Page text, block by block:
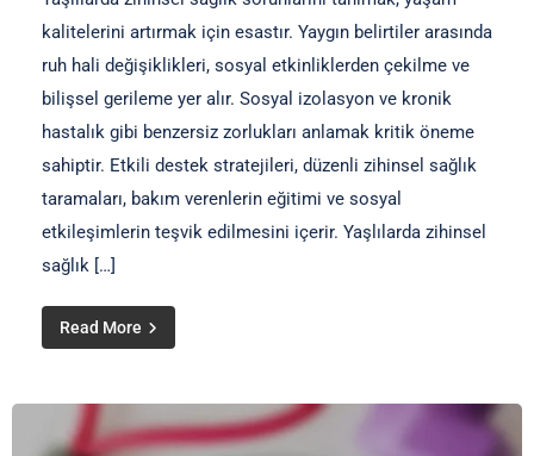
kalitelerini artırmak için esastır. Yaygın belirtiler arasında
ruh hali değişiklikleri, sosyal etkinliklerden çekilme ve
bilişsel gerileme yer alır. Sosyal izolasyon ve kronik
hastalık gibi benzersiz zorlukları anlamak kritik öneme
sahiptir. Etkili destek stratejileri, düzenli zihinsel sağlık
taramaları, bakım verenlerin eğitimi ve sosyal
etkileşimlerin teşvik edilmesini içerir. Yaşlılarda zihinsel
sağlık […]
Read More